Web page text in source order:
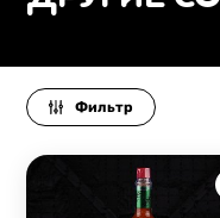
Фильтр